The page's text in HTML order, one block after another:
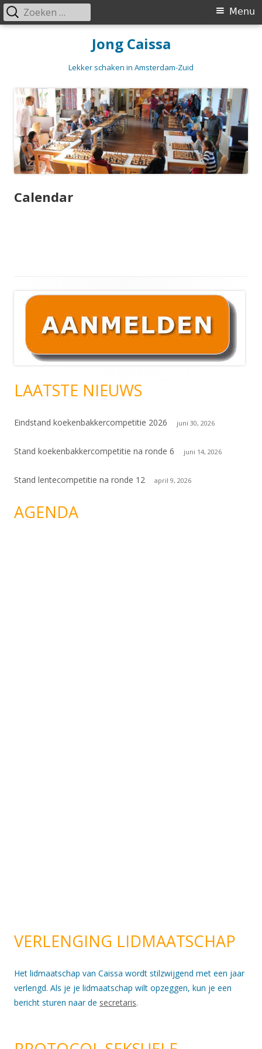
Jong Caissa
Lekker schaken in Amsterdam-Zuid
Primair
Menu
Zoeken
naar:
Calendar
Hoofd
sidebar
LAATSTE NIEUWS
Eindstand koekenbakkercompetitie 2026 juni 30, 2026
Stand koekenbakkercompetitie na ronde 6 juni 14, 2026
Stand lentecompetitie na ronde 12 april 9, 2026
AGENDA
VERLENGING LIDMAATSCHAP
Het lidmaatschap van Caissa wordt stilzwijgend met een jaar
verlengd. Als je je lidmaatschap wilt opzeggen, kun je een
bericht sturen naar de secretaris.